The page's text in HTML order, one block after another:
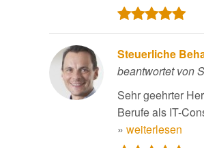
Steuerliche
beantwortet von
Sehr geehrter
Berufe als IT-
» weiterlesen